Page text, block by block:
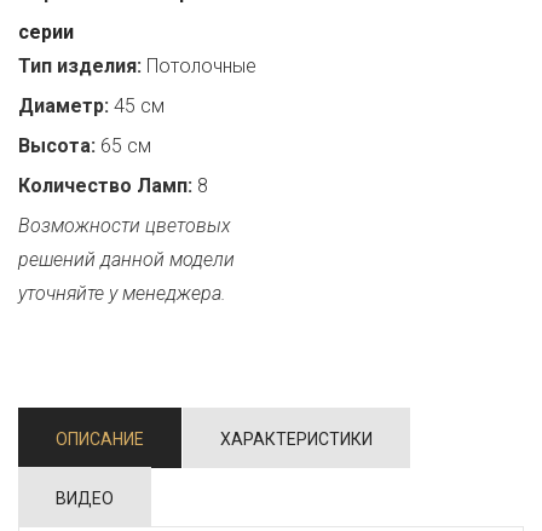
серии
Тип изделия: Потолочные
Диаметр: 45 см
Высота: 65 см
Количество Ламп: 8
Возможности цветовых
решений данной модели
уточняйте у менеджера.
ОПИСАНИЕ ХАРАКТЕРИСТИКИ
ВИДЕО